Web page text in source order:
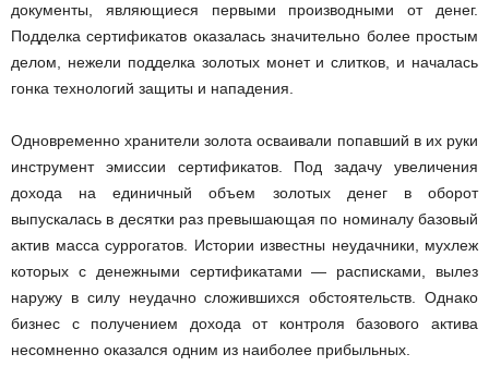
документы, являющиеся первыми производными от денег.
Подделка сертификатов оказалась значительно более простым
делом, нежели подделка золотых монет и слитков, и началась
гонка технологий защиты и нападения.
Одновременно хранители золота осваивали попавший в их руки
инструмент эмиссии сертификатов. Под задачу увеличения
дохода на единичный объем золотых денег в оборот
выпускалась в десятки раз превышающая по номиналу базовый
актив масса суррогатов. Истории известны неудачники, мухлеж
которых с денежными сертификатами — расписками, вылез
наружу в силу неудачно сложившихся обстоятельств. Однако
бизнес с получением дохода от контроля базового актива
несомненно оказался одним из наиболее прибыльных.